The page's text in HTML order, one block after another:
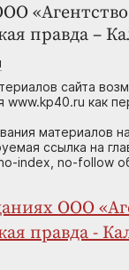
«Агентство
правда –
сайта
www.kp40.ru как
материалов
ссылка на
index, no-follow
ООО
правда -